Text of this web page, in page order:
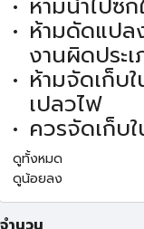
ห้ามดัดแปล
งานผิดประ
ห้ามจัดเก็บ
เปลวไฟ
ควรจัดเก็บ
ดูทั้งหมด
ดูน้อยลง